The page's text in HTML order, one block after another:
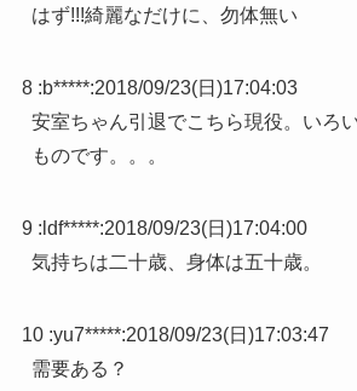
はず!!!綺麗なだけに、勿体無い
8 :b*****:2018/09/23(日)17:04:03
安室ちゃん引退でこちら現役。いろ
ものです。。。
9 : ldf*****:2018/09/23(日)17:04:00
気持ちは二十歳、身体は五十歳。
10 :yu7*****:2018/09/23(日)17:03:47
需要ある？